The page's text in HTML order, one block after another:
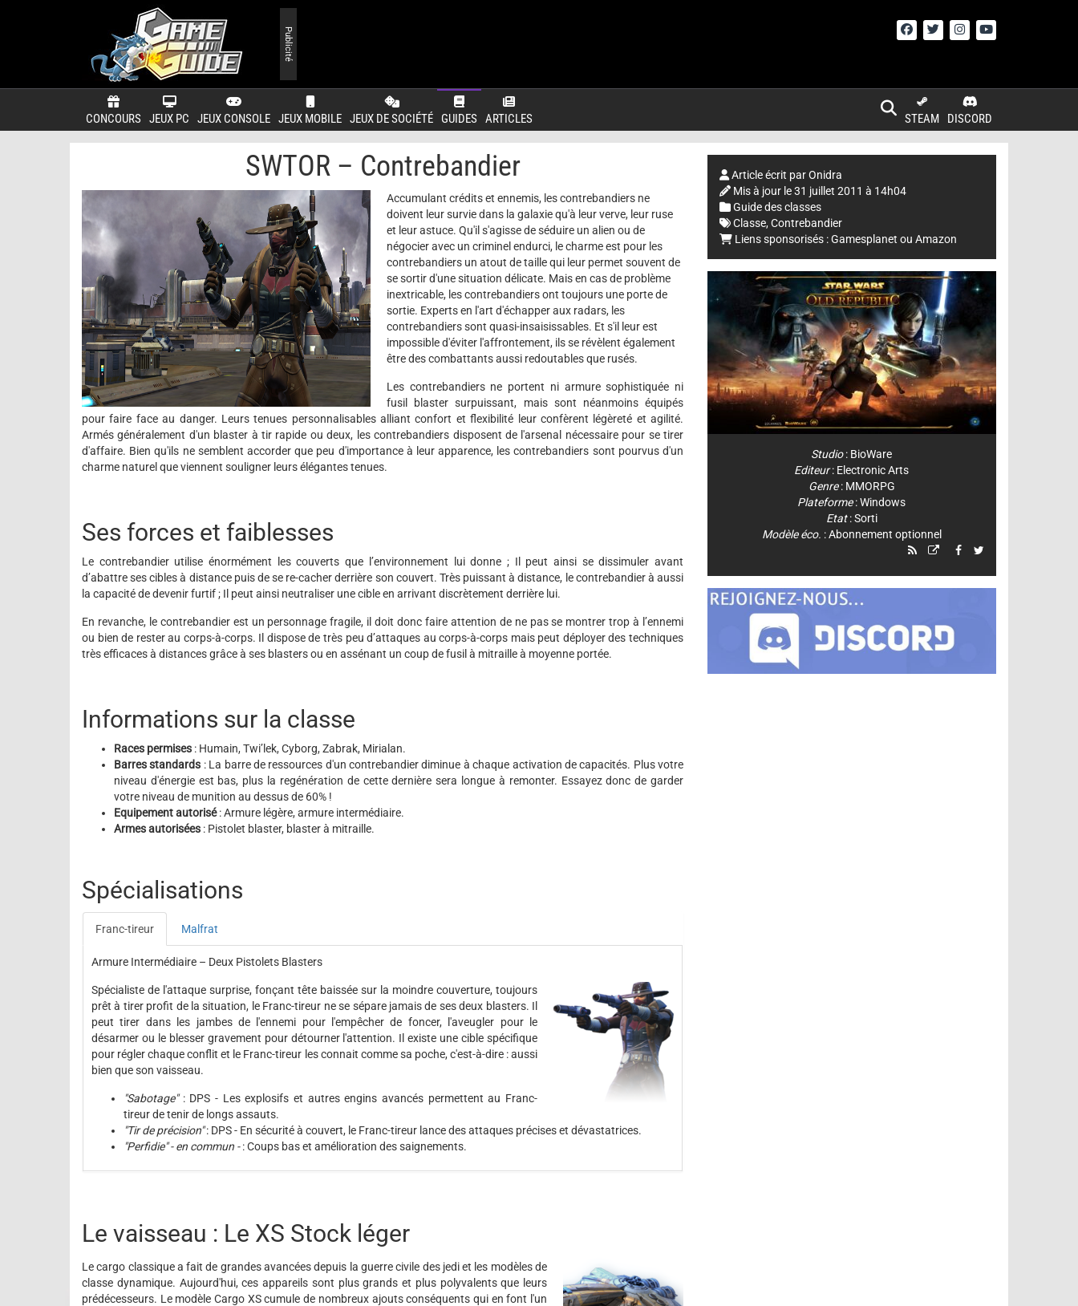
CONCOURS JEUX PC JEUX CONSOLE JEUX MOBILE JEUX DE SOCIÉTÉ GUIDES ARTICLES DISCORD
STEAM
Publicité
SWTOR – Contrebandier
Accumulant crédits et ennemis, les contrebandiers ne
doivent leur survie dans la galaxie qu'à leur verve, leur ruse
et leur astuce. Qu'il s'agisse de séduire un alien ou de
négocier avec un criminel endurci, le charme est pour les
contrebandiers un atout de taille qui leur permet souvent de
se sortir d'une situation délicate. Mais en cas de problème
inextricable, les contrebandiers ont toujours une porte de
sortie. Experts en l'art d'échapper aux radars, les
contrebandiers sont quasi-insaisissables. Et s'il leur est
impossible d'éviter l'affrontement, ils se révèlent également
être des combattants aussi redoutables que rusés.
Les contrebandiers ne portent ni armure sophistiquée ni
fusil blaster surpuissant, mais sont néanmoins équipés
pour faire face au danger. Leurs tenues personnalisables alliant confort et flexibilité leur confèrent légèreté et agilité.
Armés généralement d'un blaster à tir rapide ou deux, les contrebandiers disposent de l'arsenal nécessaire pour se tirer
d'affaire. Bien qu'ils ne semblent accorder que peu d'importance à leur apparence, les contrebandiers sont pourvus d'un
charme naturel que viennent souligner leurs élégantes tenues.
Ses forces et faiblesses
Le contrebandier utilise énormément les couverts que l’environnement lui donne ; Il peut ainsi se dissimuler avant
d’abattre ses cibles à distance puis de se re-cacher derrière son couvert. Très puissant à distance, le contrebandier à aussi
la capacité de devenir furtif ; Il peut ainsi neutraliser une cible en arrivant discrètement derrière lui.
En revanche, le contrebandier est un personnage fragile, il doit donc faire attention de ne pas se montrer trop à l’ennemi
ou bien de rester au corps-à-corps. Il dispose de très peu d’attaques au corps-à-corps mais peut déployer des techniques
très efficaces à distances grâce à ses blasters ou en assénant un coup de fusil à mitraille à moyenne portée.
Informations sur la classe
Races permises : Humain, Twi’lek, Cyborg, Zabrak, Mirialan.
Barres standards : La barre de ressources d'un contrebandier diminue à chaque activation de capacités. Plus votre
niveau d'énergie est bas, plus la regénération de cette dernière sera longue à remonter. Essayez donc de garder
votre niveau de munition au dessus de 60% !
Equipement autorisé: Armure légère, armure intermédiaire.
Armes autorisées : Pistolet blaster, blaster à mitraille.
Spécialisations
Franc-tireur Malfrat
Armure Intermédiaire – Deux Pistolets Blasters
Spécialiste de l'attaque surprise, fonçant tête baissée sur la moindre couverture, toujours
prêt à tirer profit de la situation, le Franc-tireur ne se sépare jamais de ses deux blasters. Il
peut tirer dans les jambes de l'ennemi pour l'empêcher de foncer, l'aveugler pour le
désarmer ou le blesser gravement pour détourner l'attention. Il existe une cible spécifique
pour régler chaque conflit et le Franc-tireur les connait comme sa poche, c'est-à-dire : aussi
bien que son vaisseau.
"Sabotage": DPS - Les explosifs et autres engins avancés permettent au Franc-
tireur de tenir de longs assauts.
"Tir de précision": DPS - En sécurité à couvert, le Franc-tireur lance des attaques précises et dévastatrices.
"Perfidie"- en commun -: Coups bas et amélioration des saignements.
Le vaisseau : Le XS Stock léger
Le cargo classique a fait de grandes avancées depuis la guerre civile des jedi et les modèles de
classe dynamique. Aujourd'hui, ces appareils sont plus grands et plus polyvalents que leurs
prédécesseurs. Le modèle Cargo XS cumule de nombreux ajouts conséquents qui en font l'un
Article écrit parOnidra
Mis à jour le31 juillet 2011 à 14h04
Guide des classes
Classe, Contrebandier
Liens sponsorisés :Gamesplanet ou Amazon
Studio: BioWare
Editeur: Electronic Arts
Genre: MMORPG
Plateforme:Windows
Etat: Sorti
Modèle éco. : Abonnement optionnel